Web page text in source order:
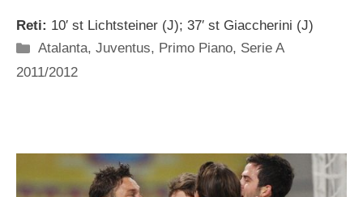
Reti: 10′ st Lichtsteiner (J); 37′ st Giaccherini (J)
Categorie
Atalanta,Juventus, Primo Piano, Serie A
2011/2012